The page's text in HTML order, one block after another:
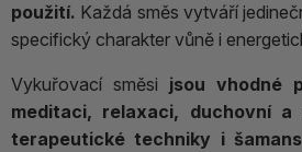
použití. Každá směs vytváří
specifický charakter vůně i
Vykuřovací směsi jsou vhodné
meditaci, relaxaci, duchovní a
terapeutické techniky i